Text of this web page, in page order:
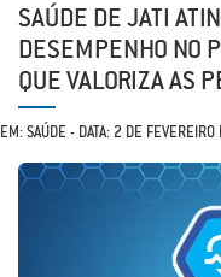
SAÚDE DE JATI
DESEMPENHO NO
QUE VALORIZA AS
EM: SAÚDE - DATA: 2 DE